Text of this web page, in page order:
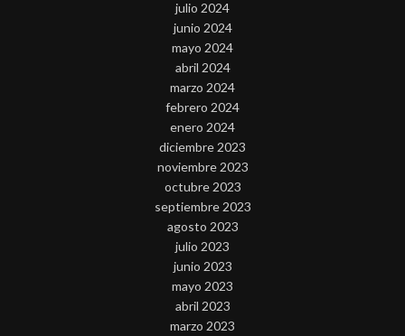
julio 2024
junio 2024
mayo 2024
abril 2024
marzo 2024
febrero 2024
enero 2024
diciembre 2023
noviembre 2023
octubre 2023
septiembre 2023
agosto 2023
julio 2023
junio 2023
mayo 2023
abril 2023
marzo 2023